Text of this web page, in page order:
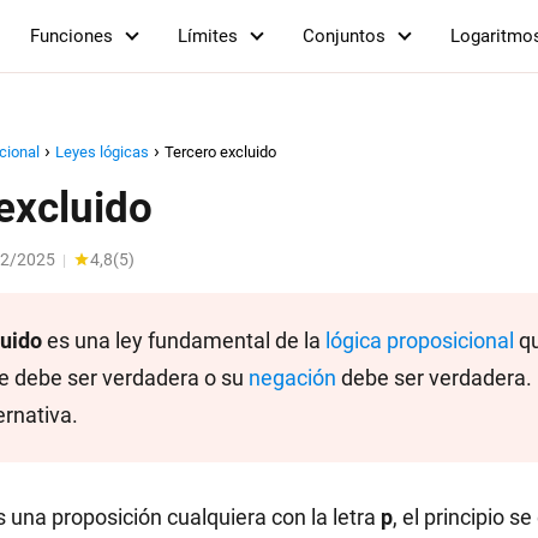
Funciones Límites Conjuntos
Leyes lógicas Tercero excluido
2025 | 4,8(5)
es una ley fundamental de la lógica proposicional
debe ser verdadera o su negación debe ser
proposición cualquiera con la letra p, el principio